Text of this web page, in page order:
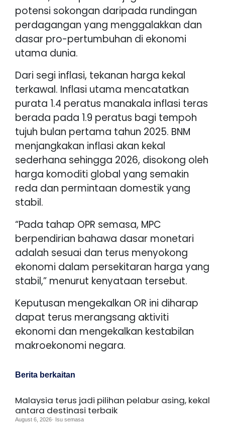
potensi sokongan daripada rundingan
perdagangan yang menggalakkan dan
dasar pro-pertumbuhan di ekonomi
utama dunia.
Dari segi inflasi, tekanan harga kekal
terkawal. Inflasi utama mencatatkan
purata 1.4 peratus manakala inflasi teras
berada pada 1.9 peratus bagi tempoh
tujuh bulan pertama tahun 2025. BNM
menjangkakan inflasi akan kekal
sederhana sehingga 2026, disokong oleh
harga komoditi global yang semakin
reda dan permintaan domestik yang
stabil.
“Pada tahap OPR semasa, MPC
berpendirian bahawa dasar monetari
adalah sesuai dan terus menyokong
ekonomi dalam persekitaran harga yang
stabil,” menurut kenyataan tersebut.
Keputusan mengekalkan OR ini diharap
dapat terus merangsang aktiviti
ekonomi dan mengekalkan kestabilan
makroekonomi negara.
Berita berkaitan
Malaysia terus jadi pilihan pelabur asing, kekal
antara destinasi terbaik
August 6, 2026· Isu semasa